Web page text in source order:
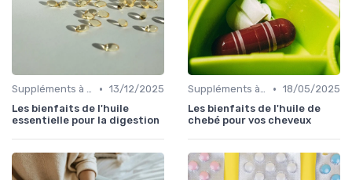
Suppléments à base de plantes • 13/12/2025
Les bienfaits de l'huile
essentielle pour la digestion
Suppléments à base de plantes • 18/05/2025
Les bienfaits de l'huile de
chebé pour vos cheveux